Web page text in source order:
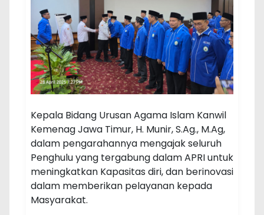
Kepala Bidang Urusan Agama Islam Kanwil
Kemenag Jawa Timur, H. Munir, S.Ag., M.Ag,
dalam pengarahannya mengajak seluruh
Penghulu yang tergabung dalam APRI untuk
meningkatkan Kapasitas diri, dan berinovasi
dalam memberikan pelayanan kepada
Masyarakat.